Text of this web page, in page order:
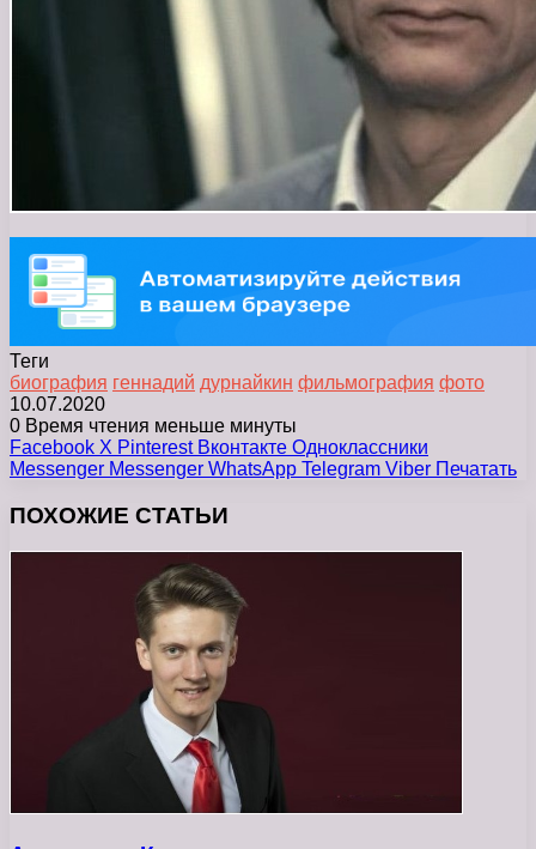
Теги
биография геннадий дурнайкин фильмография фото
10.07.2020
0 Время чтения меньше минуты
Facebook X Pinterest Вконтакте Одноклассники
Messenger Messenger WhatsApp Telegram Viber Печатать
ПОХОЖИЕ СТАТЬИ